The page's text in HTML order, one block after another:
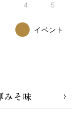
みそ味
4 5
イベント